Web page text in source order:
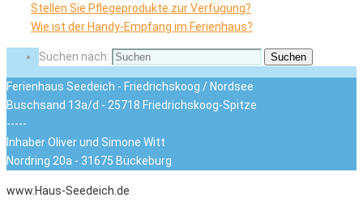
Stellen Sie Pflegeprodukte zur Verfügung?
Wie ist der Handy-Empfang im Ferienhaus?
Suchen nach: Suchen
Ferienhaus Seedeich - Friedrichskoog / Nordsee
Buschsand 13a/d - 25718 Friedrichskoog-Spitze
-----
Inhaber Oliver und Simone Witt
Nordring 20a - 31675 Bückeburg
www.Haus-Seedeich.de